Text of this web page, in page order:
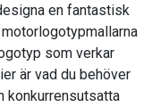
en fantastisk
som verkar
är vad du behöver
konkurrensutsatta